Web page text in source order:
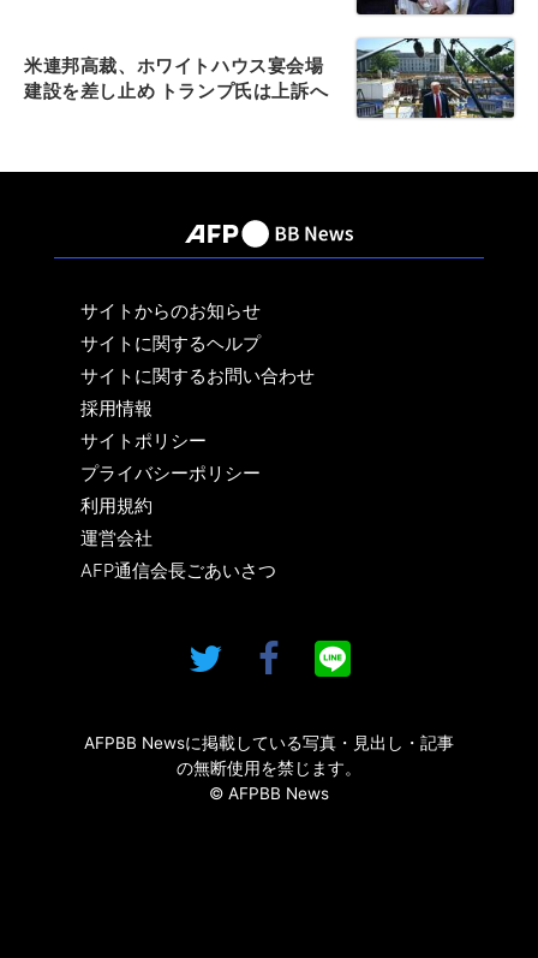
米連邦高裁、ホワイトハウス宴会場
建設を差し止め トランプ氏は上訴へ
サイトからのお知らせ
サイトに関するヘルプ
サイトに関するお問い合わせ
採用情報
サイトポリシー
プライバシーポリシー
利用規約
運営会社
AFP通信会長ごあいさつ
AFPBB Newsに掲載している写真・見出し・記事
の無断使用を禁じます。
© AFPBB News